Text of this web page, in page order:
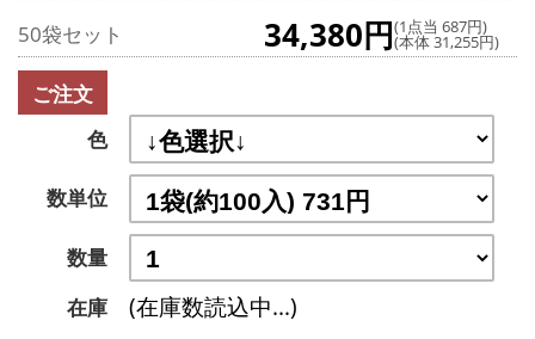
50袋セット 34,380円(1点当 687円)
(本体 31,255円)
ご注文
色
数単位
数量
在庫
(在庫数読込中...)